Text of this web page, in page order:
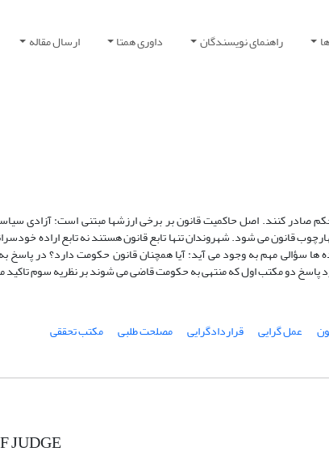
راهنمای نویسندگان داوری همتا ارسال مقاله
کنند. اصل حاکمیت قانون بر برخی ارزشها مبتنی است: آزادی
قانون می شود. شهروندان تنها تابع قانون هستند نه تابع اراده
سؤالی مهم به وجود می آید: آیا همچنان قانون حکومت دارد؟ در
پاسخ دو مکتب اول که منتهی به حکومت قاضی می شوند بر نظریه سوم
عمل گرایی قراردادگرایی مصلحت طلبی
مکتب تحققی
JUDGE